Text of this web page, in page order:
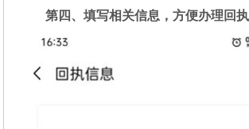
第四、填写相关信息，方便办理回执